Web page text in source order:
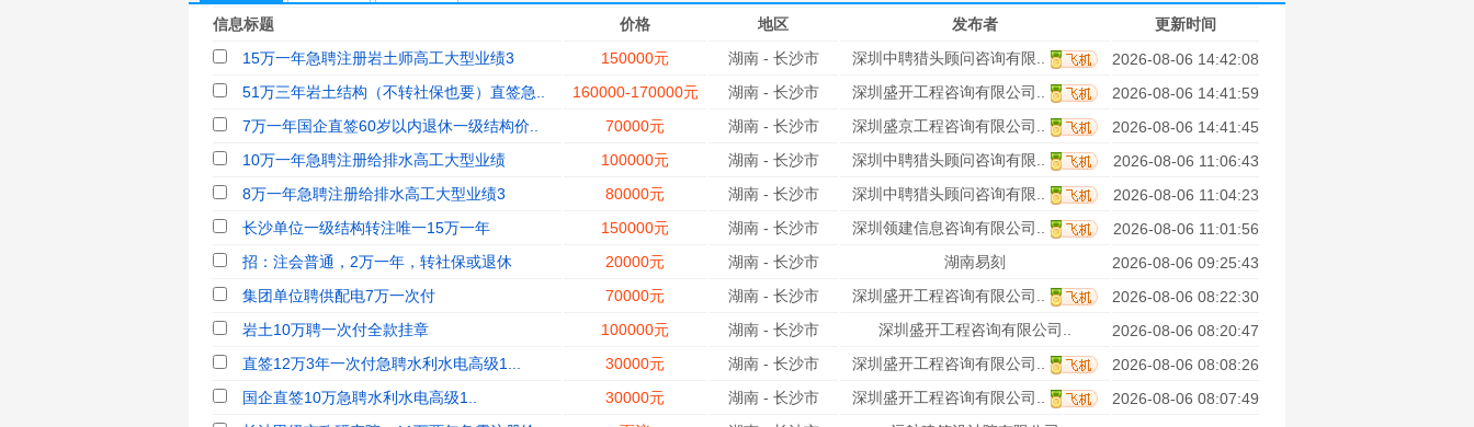
信息标题 价格 地区 发布者
更新时间
15万一年急聘注册岩土师高工大型业绩3
150000元 湖南 - 长沙市 深圳中聘猎头顾问咨询有限..
2026-08-06 14:42:08
51万三年岩土结构（不转社保也要）直签急..
160000-170000元 湖南 - 长沙市 深圳盛开工程咨询有限公司..
2026-08-06 14:41:59
7万一年国企直签60岁以内退休一级结构价..
70000元 湖南 - 长沙市 深圳盛京工程咨询有限公司..
2026-08-06 14:41:45
10万一年急聘注册给排水高工大型业绩
100000元 湖南 - 长沙市 深圳中聘猎头顾问咨询有限..
2026-08-06 11:06:43
8万一年急聘注册给排水高工大型业绩3
80000元 湖南 - 长沙市 深圳中聘猎头顾问咨询有限..
2026-08-06 11:04:23
长沙单位一级结构转注唯一15万一年
150000元 湖南 - 长沙市 深圳领建信息咨询有限公司..
2026-08-06 11:01:56
招：注会普通，2万一年，转社保或退休
20000元 湖南 - 长沙市 湖南易刻
2026-08-06 09:25:43
集团单位聘供配电7万一次付
70000元 湖南 - 长沙市 深圳盛开工程咨询有限公司..
2026-08-06 08:22:30
岩土10万聘一次付全款挂章
100000元 湖南 - 长沙市 深圳盛开工程咨询有限公司..
2026-08-06 08:20:47
直签12万3年一次付急聘水利水电高级1...
30000元 湖南 - 长沙市 深圳盛开工程咨询有限公司..
2026-08-06 08:08:26
国企直签10万急聘水利水电高级1..
30000元 湖南 - 长沙市 深圳盛开工程咨询有限公司..
2026-08-06 08:07:49